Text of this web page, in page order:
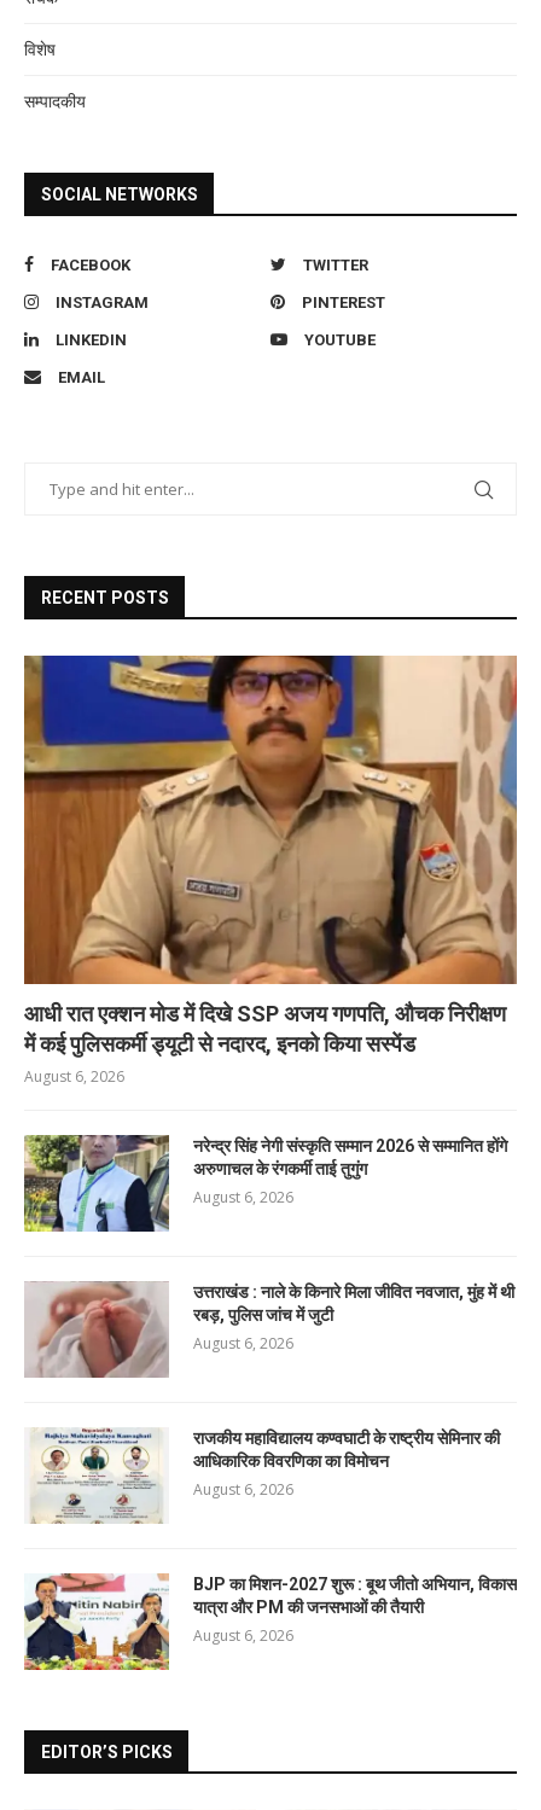
विशेष
सम्पादकीय
SOCIAL NETWORKS
FACEBOOK TWITTER
INSTAGRAM PINTEREST
LINKEDIN YOUTUBE
EMAIL
RECENT POSTS
आधी रात एक्शन मोड में दिखे SSP अजय गणपति, औचक निरीक्षण
में कई पुलिसकर्मी ड्यूटी से नदारद, इनको किया सस्पेंड
August 6, 2026
नरेन्द्र सिंह नेगी संस्कृति सम्मान 2026 से सम्मानित होंगे
अरुणाचल के रंगकर्मी ताई तुगुंग
August 6, 2026
उत्तराखंड : नाले के किनारे मिला जीवित नवजात, मुंह में थी
रबड़, पुलिस जांच में जुटी
August 6, 2026
राजकीय महाविद्यालय कण्वघाटी के राष्ट्रीय सेमिनार की
आधिकारिक विवरणिका का विमोचन
August 6, 2026
BJP का मिशन-2027 शुरू : बूथ जीतो अभियान, विकास
यात्रा और PM की जनसभाओं की तैयारी
August 6, 2026
EDITOR’S PICKS